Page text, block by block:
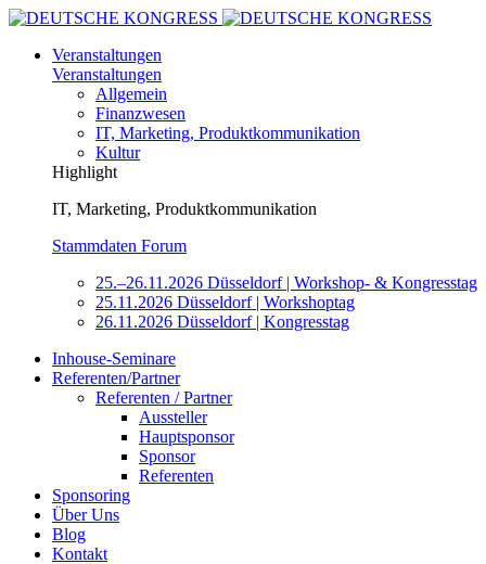
Veranstaltungen
Veranstaltungen
Allgemein
Finanzwesen
IT, Marketing, Produktkommunikation
Kultur
Highlight
IT, Marketing, Produktkommunikation
Stammdaten Forum
25.–26.11.2026 Düsseldorf | Workshop- & Kongresstag
25.11.2026 Düsseldorf | Workshoptag
26.11.2026 Düsseldorf | Kongresstag
Inhouse-Seminare
Referenten/Partner
Referenten / Partner
Aussteller
Hauptsponsor
Sponsor
Referenten
Sponsoring
Über Uns
Blog
Kontakt